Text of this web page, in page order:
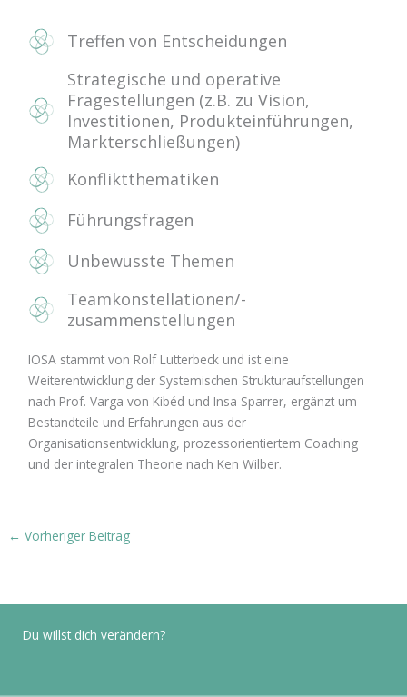
Treffen von Entscheidungen
Strategische und operative
Fragestellungen (z.B. zu Vision,
Investitionen, Produkteinführungen,
Markterschließungen)
Konfliktthematiken
Führungsfragen
Unbewusste Themen
Teamkonstellationen/-
zusammenstellungen
IOSA stammt von Rolf Lutterbeck und ist eine
Weiterentwicklung der Systemischen Strukturaufstellungen
nach Prof. Varga von Kibéd und Insa Sparrer, ergänzt um
Bestandteile und Erfahrungen aus der
Organisationsentwicklung, prozessorientiertem Coaching
und der integralen Theorie nach Ken Wilber.
← Vorheriger Beitrag
Du willst dich verändern?